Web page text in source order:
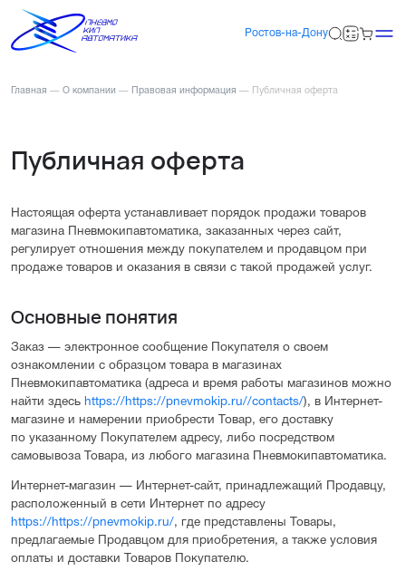
Ростов-на-Дону
Главная — О компании — Правовая информация — Публичная оферта
Публичная оферта
Настоящая оферта устанавливает порядок продажи товаров
магазина Пневмокипавтоматика, заказанных через сайт,
регулирует отношения между покупателем и продавцом при
продаже товаров и оказания в связи с такой продажей услуг.
Основные понятия
Заказ — электронное сообщение Покупателя о своем
ознакомлении с образцом товара в магазинах
Пневмокипавтоматика (адреса и время работы магазинов можно
найти здесь https://https://pnevmokip.ru//contacts/), в Интернет-
магазине и намерении приобрести Товар, его доставку
по указанному Покупателем адресу, либо посредством
самовывоза Товара, из любого магазина Пневмокипавтоматика.
Интернет-магазин — Интернет-сайт, принадлежащий Продавцу,
расположенный в сети Интернет по адресу
https://https://pnevmokip.ru/, где представлены Товары,
предлагаемые Продавцом для приобретения, а также условия
оплаты и доставки Товаров Покупателю.